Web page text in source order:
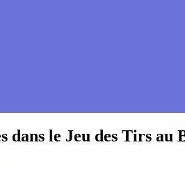
dans le Jeu des Tirs au